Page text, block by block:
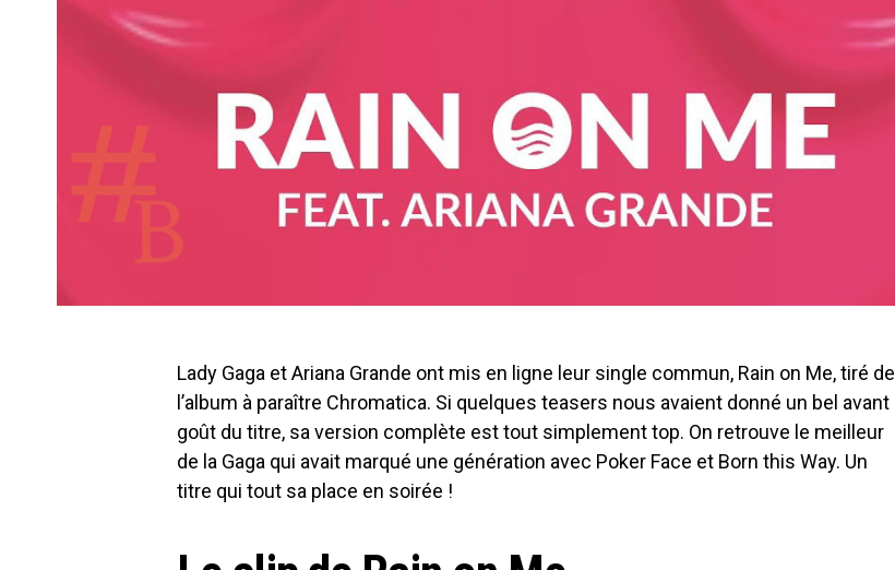
Lady Gaga et Ariana Grande ont mis en ligne leur single commun, Rain on Me, tiré de
l’album à paraître Chromatica. Si quelques teasers nous avaient donné un bel avant
goût du titre, sa version complète est tout simplement top. On retrouve le meilleur
de la Gaga qui avait marqué une génération avec Poker Face et Born this Way. Un
titre qui tout sa place en soirée !